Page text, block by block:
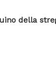
della